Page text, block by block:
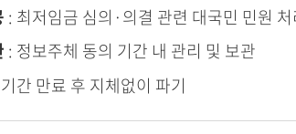
: 최저임금 심의·의결 관련 대국민 민원
: 정보주체 동의 기간 내 관리 및 보관
간 만료 후 지체없이 파기